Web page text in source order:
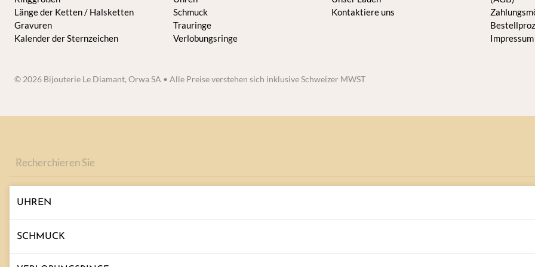
Länge der Ketten / Halsketten
Gravuren
Kalender der Sternzeichen
Schmuck
Trauringe
Verlobungsringe
Kontaktiere uns
Impressum
© 2026 Bijouterie Le Diamant, Orwa SA • Alle Preise verstehen sich inklusive Schweizer MWST
suchen
UHREN
SCHMUCK